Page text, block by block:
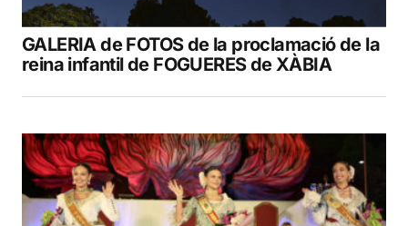
GALERIA de FOTOS de la proclamació de la
reina infantil de FOGUERES de XÀBIA